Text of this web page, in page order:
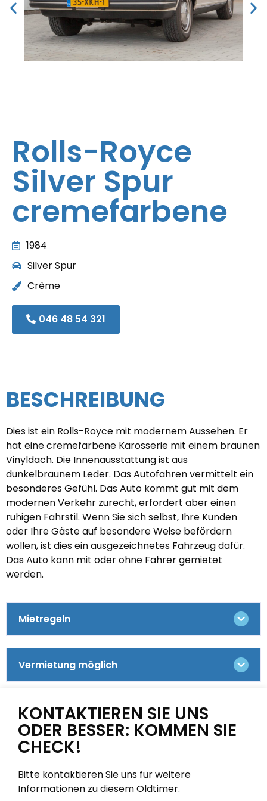
Rolls-Royce
Silver Spur
cremefarbene
1984
Silver Spur
Crème
046 48 54 321
BESCHREIBUNG
Dies ist ein Rolls-Royce mit modernem Aussehen. Er
hat eine cremefarbene Karosserie mit einem braunen
Vinyldach. Die Innenausstattung ist aus
dunkelbraunem Leder. Das Autofahren vermittelt ein
besonderes Gefühl. Das Auto kommt gut mit dem
modernen Verkehr zurecht, erfordert aber einen
ruhigen Fahrstil. Wenn Sie sich selbst, Ihre Kunden
oder Ihre Gäste auf besondere Weise befördern
wollen, ist dies ein ausgezeichnetes Fahrzeug dafür.
Das Auto kann mit oder ohne Fahrer gemietet
werden.
Mietregeln
Vermietung möglich
KONTAKTIEREN SIE UNS
ODER BESSER: KOMMEN SIE
CHECK!
Bitte kontaktieren Sie uns für weitere
Informationen zu diesem Oldtimer.